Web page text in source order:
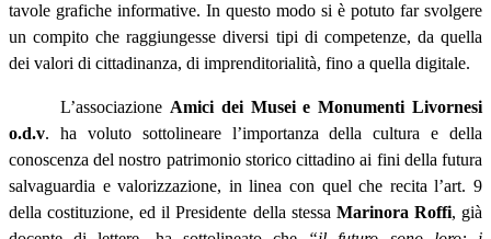
tavole grafiche informative. In questo modo si è potuto far svolgere
un compito che raggiungesse diversi tipi di competenze, da quella
dei valori di cittadinanza, di imprenditorialità, fino a quella digitale.
L’associazione Amici dei Musei e Monumenti Livornesi
o.d.v. ha voluto sottolineare l’importanza della cultura e della
conoscenza del nostro patrimonio storico cittadino ai fini della futura
salvaguardia e valorizzazione, in linea con quel che recita l’art. 9
della costituzione, ed il Presidente della stessa Marinora Roffi, già